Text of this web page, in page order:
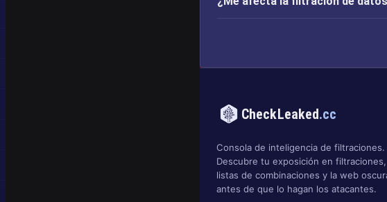
CheckLeaked.cc
Consola de inteligencia de filtraciones.
Descubre tu exposición en filtraciones,
listas de combinaciones y la web
antes de que lo hagan los atacantes.